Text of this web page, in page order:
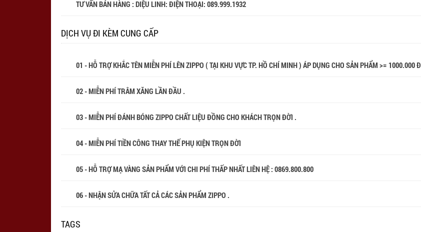
TƯ VẤN BÁN HÀNG : DIỆU LINH: ĐIỆN THOẠI: 089.999.1932
DỊCH VỤ ĐI KÈM CUNG CẤP
01 - HỖ TRỢ KHẮC TÊN MIỄN PHÍ LÊN ZIPPO ( TẠI KHU VỰC TP. HỒ CHÍ MINH ) ÁP DỤNG CHO SẢN PHẨM >= 1000.000 Đ
02 - MIỄN PHÍ TRÂM XĂNG LẦN ĐẦU .
03 - MIỄN PHÍ ĐÁNH BÓNG ZIPPO CHẤT LIỆU ĐỒNG CHO KHÁCH TRỌN ĐỜI .
04 - MIỄN PHÍ TIỀN CÔNG THAY THẾ PHỤ KIỆN TRỌN ĐỜI
05 - HỖ TRỢ MẠ VÀNG SẢN PHẨM VỚI CHI PHÍ THẤP NHẤT LIÊN HỆ : 0869.800.800
06 - NHẬN SỬA CHỮA TẤT CẢ CÁC SẢN PHẨM ZIPPO .
TAGS